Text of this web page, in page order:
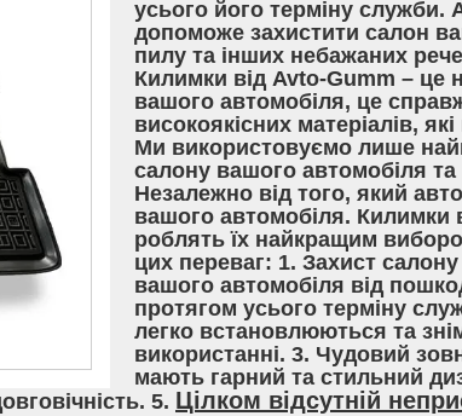
усього його терміну служби.
допоможе захистити салон
пилу та інших небажаних
Килимки від Avto-Gumm – це
вашого автомобіля, це
високоякісних матеріалів,
Ми використовуємо лише
салону вашого автомобіля
Незалежно від того, який
вашого автомобіля. Килимки
роблять їх найкращим
цих переваг: 1. Захист
вашого автомобіля від
протягом усього терміну
легко встановлюються та
використанні. 3. Чудовий
мають гарний та стильний
5. Цілком відсутній